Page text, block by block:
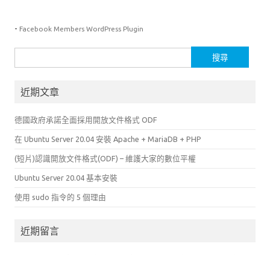
- Facebook Members WordPress Plugin
尋
鍵近期文章
德國政府承諾全面採用開放文件格式 ODF
在 Ubuntu Server 20.04 安裝 Apache + MariaDB + PHP
(短片)認識開放文件格式(ODF) – 維護大家的數位平權
Ubuntu Server 20.04 基本安裝
使用 sudo 指令的 5 個理由
近期留言